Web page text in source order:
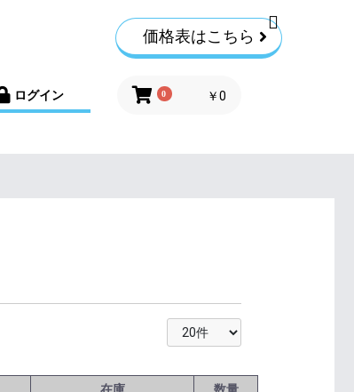
価格表はこちら
ログイン 0 ￥0